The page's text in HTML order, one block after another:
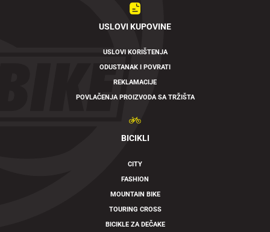
USLOVI KUPOVINE
USLOVI KORIŠTENJA
ODUSTANAK I POVRATI
REKLAMACIJE
POVLAČENJA PROIZVODA SA TRŽIŠTA
BICIKLI
CITY
FASHION
MOUNTAIN BIKE
TOURING CROSS
BICIKLE ZA DEČAKE